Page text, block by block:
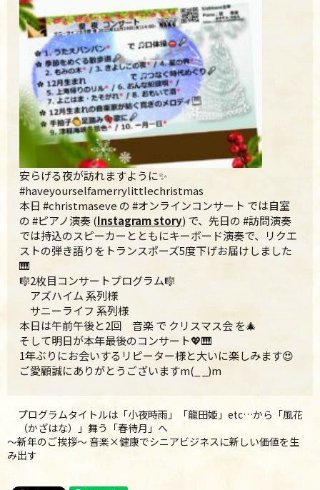
安らげる夜が訪れますように✨
#haveyourselfamerrylittlechristmas
本日 #christmaseve の #オンラインコンサート では自室
の #ピアノ演奏 (Instagram story) で、先日の #訪問演奏
では持込のスピーカーとともにキーボード演奏で、リクエ
ストの弾き語りをトランスポーズ5度下げお届けしました
🎹
🎼2枚目コンサートプログラム🎼
アズハイム 系列様
サニーライフ 系列様
本日は午前午後と2回 音楽 で クリスマス会 を🎄
そして明日が本年最後のコンサート💖🎹
1年ぶりにお会いするリピーター様と大いに楽しみます😍
ご愛顧誠にありがとうございますm(_ _)m
プログラムタイトルは「小夜時雨」「龍田姫」etc…から「風花
（かざはな）」舞う「春待月」へ
～新年のご挨拶〜 音楽×健康でシニアビジネスに新しい価値を生
み出す